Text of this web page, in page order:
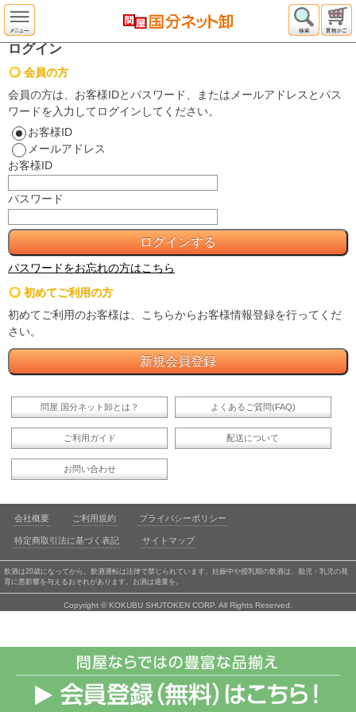
ログイン
会員の方
会員の方は、お客様IDとパスワード、またはメールアドレスとパス
ワードを入力してログインしてください。
お客様ID
メールアドレス
お客様ID
パスワード
パスワードをお忘れの方はこちら
初めてご利用の方
初めてご利用のお客様は、こちらからお客様情報登録を行ってくだ
さい。
問屋 国分ネット卸とは？ よくあるご質問(FAQ)
ご利用ガイド 配送について
お問い合わせ
会社概要 ご利用規約 プライバシーポリシー
特定商取引法に基づく表記 サイトマップ
飲酒は20歳になってから。飲酒運転は法律で禁じられています。妊娠中や授乳期の飲酒は、胎児・乳児の発
育に悪影響を与えるおそれがあります。お酒は適量を。
Copyright © KOKUBU SHUTOKEN CORP. All Rights Reserved.